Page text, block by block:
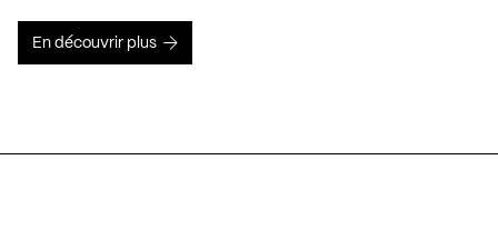
En découvrir plus